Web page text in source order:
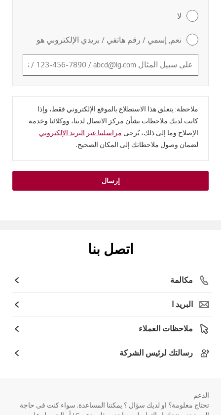
لا
نعم, إسمي / رقم هاتفي / بريدي الإلكتروني هو
ملاحظة: يتعلق هذا الاستطلاع بالموقع الإلكتروني فقط، وإذا
كانت لديك ملاحظات بشأن مركز الاتصال لدينا، ووكلائنا وخدمة
الإصلاح وما إلى ذلك، يُرجى مراسلتنا عبر البريد الإلكتروني
لضمان وصول ملاحظاتك إلى المكان الصحيح.
إرسال
اتصل بنا
مكالمة
البريد ا
ملاحظات العملاء
رسالتك لرئيس الشركة
الدعم
تحتاج معلومة؟ او لديك سؤال ؟ يمكننا المساعدة. سواء كنت فى حاجة